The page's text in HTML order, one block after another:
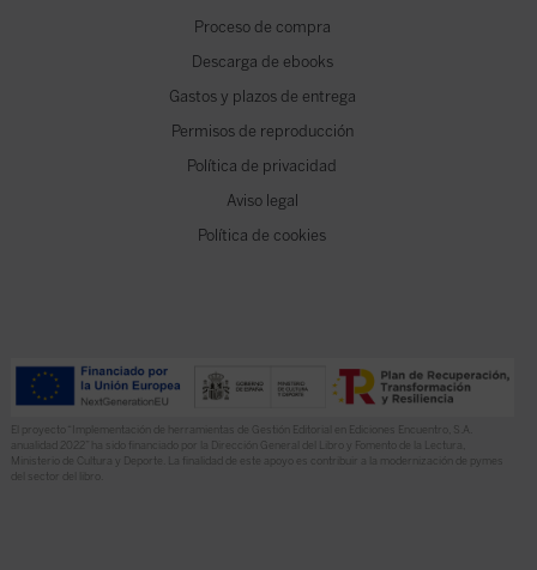
Proceso de compra
Descarga de ebooks
Gastos y plazos de entrega
Permisos de reproducción
Política de privacidad
Aviso legal
Política de cookies
El proyecto “Implementación de herramientas de Gestión Editorial en Ediciones Encuentro, S.A.
anualidad 2022” ha sido financiado por la Dirección General del Libro y Fomento de la Lectura,
Ministerio de Cultura y Deporte. La finalidad de este apoyo es contribuir a la modernización de pymes
del sector del libro.